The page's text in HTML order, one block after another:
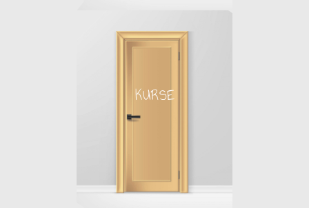
KURSE
KURSE
bitte eintreten